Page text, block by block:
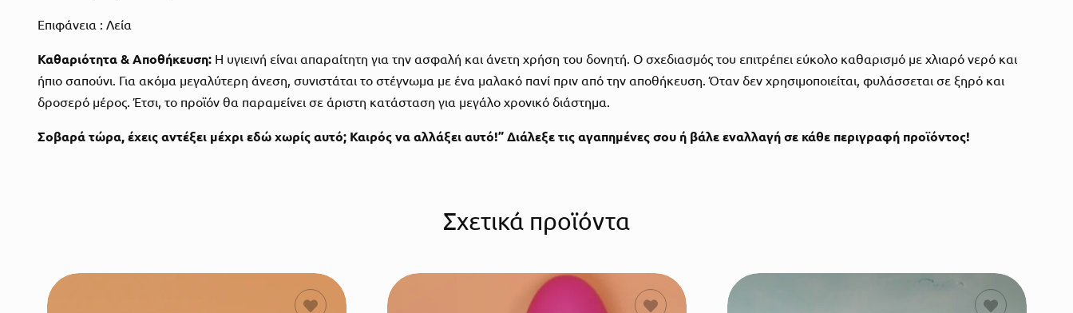
Επιφάνεια : Λεία
Καθαριότητα & Αποθήκευση: Η υγιεινή είναι απαραίτητη για την ασφαλή και άνετη χρήση του δονητή. Ο σχεδιασμός του επιτρέπει εύκολο καθαρισμό με χλιαρό νερό και
ήπιο σαπούνι. Για ακόμα μεγαλύτερη άνεση, συνιστάται το στέγνωμα με ένα μαλακό πανί πριν από την αποθήκευση. Όταν δεν χρησιμοποιείται, φυλάσσεται σε ξηρό και
δροσερό μέρος. Έτσι, το προϊόν θα παραμείνει σε άριστη κατάσταση για μεγάλο χρονικό διάστημα.
Σοβαρά τώρα, έχεις αντέξει μέχρι εδώ χωρίς αυτό; Καιρός να αλλάξει αυτό!” Διάλεξε τις αγαπημένες σου ή βάλε εναλλαγή σε κάθε περιγραφή προϊόντος!
Σχετικά προϊόντα